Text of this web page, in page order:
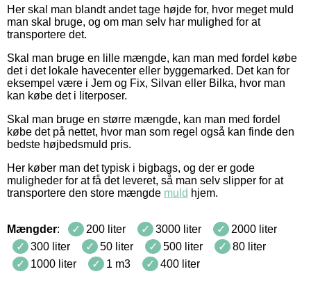
Her skal man blandt andet tage højde for, hvor meget muld
man skal bruge, og om man selv har mulighed for at
transportere det.
Skal man bruge en lille mængde, kan man med fordel købe
det i det lokale havecenter eller byggemarked. Det kan for
eksempel være i Jem og Fix, Silvan eller Bilka, hvor man
kan købe det i literposer.
Skal man bruge en større mængde, kan man med fordel
købe det på nettet, hvor man som regel også kan finde den
bedste højbedsmuld pris.
Her køber man det typisk i bigbags, og der er gode
muligheder for at få det leveret, så man selv slipper for at
transportere den store mængde muld hjem.
Mængder: 200 liter 3000 liter
2000 liter
300 liter
50 liter 500 liter
80 liter
1000 liter
1 m3 400 liter